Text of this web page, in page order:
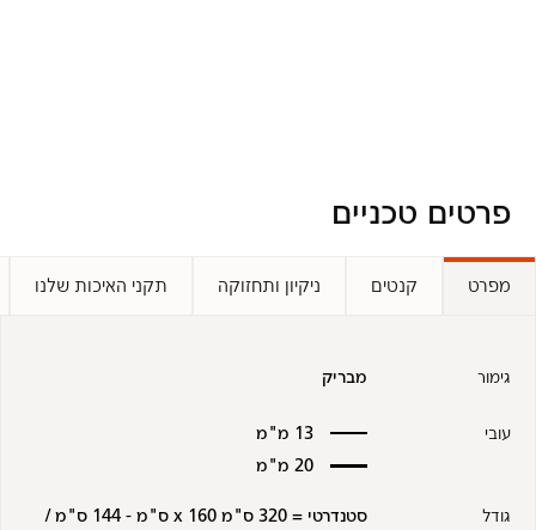
פרטים טכניים
מפרט קנטים ניקיון ותחזוקה תקני האיכות שלנו
גימור מבריק
עובי
13 מ"מ
20 מ"מ
גודל
סטנדרטי = 320 ס"מ x 160 ס"מ - 144 ס"מ /